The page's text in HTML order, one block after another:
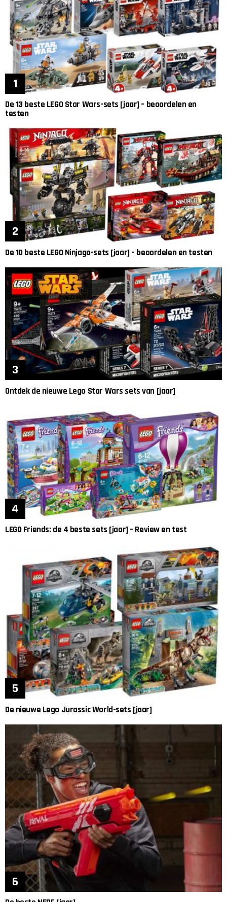
De 13 beste LEGO Star Wars-sets [jaar] – beoordelen en
testen
De 10 beste LEGO Ninjago-sets [jaar] – beoordelen en testen
Ontdek de nieuwe Lego Star Wars sets van [jaar]
LEGO Friends: de 4 beste sets [jaar] – Review en test
De nieuwe Lego Jurassic World-sets [jaar]